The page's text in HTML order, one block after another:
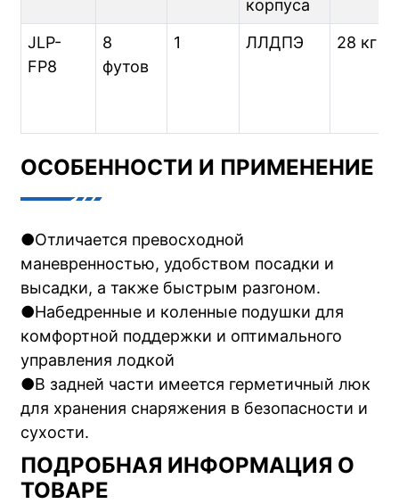
корпуса
JLP-
FP8
8
футов
1 ЛЛДПЭ 28 кг
ОСОБЕННОСТИ И ПРИМЕНЕНИЕ
●Отличается превосходной
маневренностью, удобством посадки и
высадки, а также быстрым разгоном.
●Набедренные и коленные подушки для
комфортной поддержки и оптимального
управления лодкой
●В задней части имеется герметичный люк
для хранения снаряжения в безопасности и
сухости.
ПОДРОБНАЯ ИНФОРМАЦИЯ О
ТОВАРЕ